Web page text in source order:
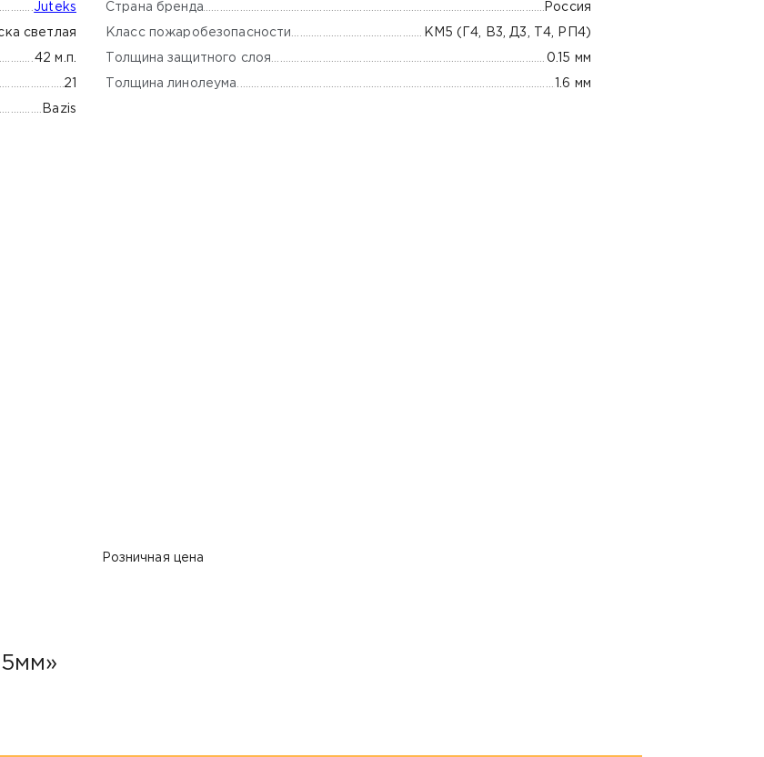
Juteks
светлая
42 м.п.
21
Bazis
Страна бренда Россия
Класс пожаробезопасности КМ5 (Г4, В3, Д3, Т4, РП4)
Толщина защитного слоя 0.15 мм
Толщина линолеума 1.6 мм
Розничная цена